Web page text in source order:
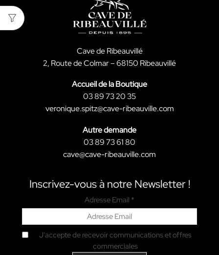
Cave de Ribeauvillé
2, Route de Colmar – 68150 Ribeauvillé
Accueil de la Boutique
03 89 73 20 35
veronique.spitz@cave-ribeauville.com
Autre demande
03 89 73 61 80
cave@cave-ribeauville.com
Inscrivez-vous à notre Newsletter !
Adresse Email *
J'accepte de recevoir communications et offres
commerciales